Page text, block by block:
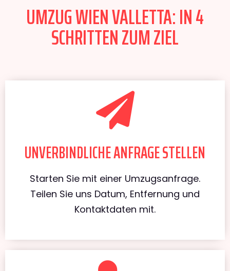
UMZUG WIEN VALLETTA: IN 4
SCHRITTEN ZUM ZIEL
UNVERBINDLICHE ANFRAGE STELLEN
Starten Sie mit einer Umzugsanfrage.
Teilen Sie uns Datum, Entfernung und
Kontaktdaten mit.